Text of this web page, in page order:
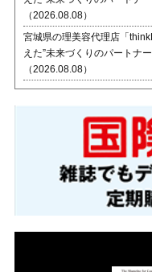
（2026.08.08）
宮城県の理美容代理店「
えた”未来づくりのパートナ
（2026.08.08）